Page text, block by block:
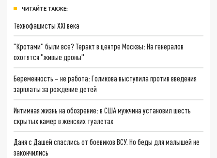
ЧИТАЙТЕ ТАКЖЕ:
Технофашисты XXI века
"Кротами" были все? Теракт в центре Москвы: На генералов
охотятся "живые дроны"
Беременность – не работа: Голикова выступила против введения
зарплаты за рождение детей
Интимная жизнь на обозрение: в США мужчина установил шесть
скрытых камер в женских туалетах
Даня с Дашей спаслись от боевиков ВСУ. Но беды для малышей не
закончились